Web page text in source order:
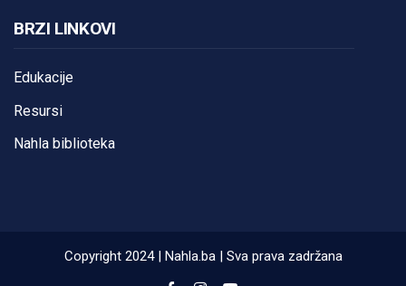
BRZI LINKOVI
Edukacije
Resursi
Nahla biblioteka
Copyright 2024 | Nahla.ba | Sva prava zadržana